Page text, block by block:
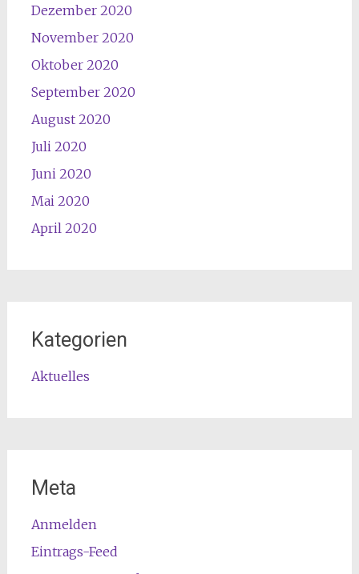
Dezember 2020
November 2020
Oktober 2020
September 2020
August 2020
Juli 2020
Juni 2020
Mai 2020
April 2020
Kategorien
Aktuelles
Meta
Anmelden
Eintrags-Feed